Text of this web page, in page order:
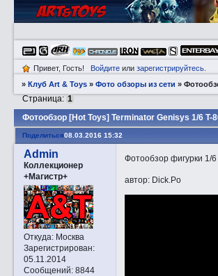
Привет, Гость! Войдитеили зарегистрируйтесь.
»Клуб Art & Toys »Фото обзоры из сети »
Фотообзор [Hot Toys] Terminator Genisys 1/6 T-
Страница: 1
Поделиться08.03.2016 15:32
Admin
Коллекционер
+Магистр+
Откуда:Москва
Зарегистрирован:
05.11.2014
Сообщений:8844
Фотообзор фигурки 1/
автор: Dick.Po